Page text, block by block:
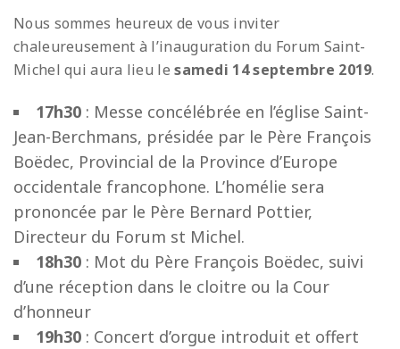
Nous sommes heureux de vous inviter
chaleureusement à l’inauguration du Forum Saint-
Michel qui aura lieu lesamedi 14 septembre 2019.
17h30 : Messe concélébrée en l’église Saint-
Jean-Berchmans, présidée par le Père François
Boëdec, Provincial de la Province d’Europe
occidentale francophone. L’homélie sera
prononcée par le Père Bernard Pottier,
Directeur du Forum st Michel.
18h30 : Mot du Père François Boëdec, suivi
d’une réception dans le cloitre ou la Cour
d’honneur
19h30 : Concert d’orgue introduit et offert